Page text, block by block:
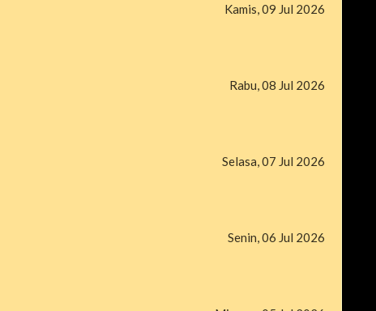
Kamis, 09 Jul 2026
Rabu, 08 Jul 2026
Selasa, 07 Jul 2026
Senin, 06 Jul 2026